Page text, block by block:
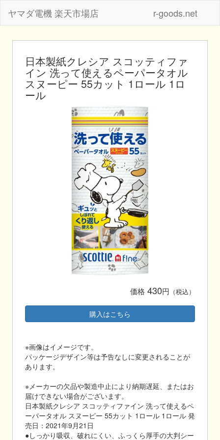
ヤマダ電機 楽天市場店 r-goods.net
日本製紙クレシア スコッティファ
イン 洗って使えるペーパータオル
スヌーピー 55カット 1ロール 1ロ
ール
価格 430円 （税込）
購入はこちら
※画像はイメージです。
パッケージデザイン等は予告なしに変更されることが
あります。
※メーカーの欠品や製造中止により納期遅延、またはお
届けできない場合がございます。
日本製紙クレシア スコッティファイン 洗って使えるペ
ーパータオル スヌーピー 55カット 1ロール 1ロール 発
売日：2021年9月21日
●しっかり吸収、破れにくい、ふっくら厚手の大判シー